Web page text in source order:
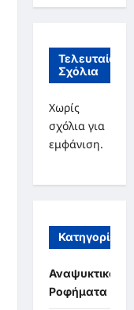
Τελευταία
Σχόλια
Χωρίς
σχόλια για
εμφάνιση.
Κατηγορίες
Αναψυκτικά,
Ροφήματα